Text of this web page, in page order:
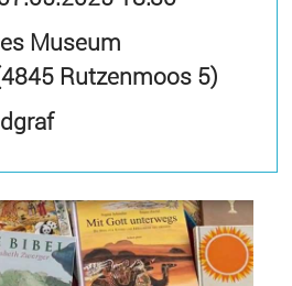
Museum
Rutzenmoos 5)